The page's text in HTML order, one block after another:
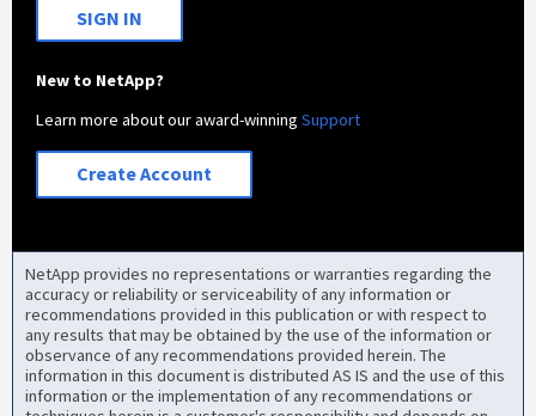
SIGN IN
New to NetApp?
Learn more about our award-winningSupport
Create Account
NetApp provides no representations or warranties regarding the
accuracy or reliability or serviceability of any information or
recommendations provided in this publication or with respect to
any results that may be obtained by the use of the information or
observance of any recommendations provided herein. The
information in this document is distributed AS IS and the use of this
information or the implementation of any recommendations or